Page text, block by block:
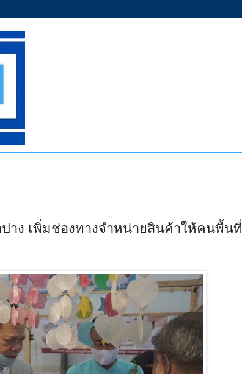
าง เพิ่มช่องทางจำหน่ายสินค้าให้คนพื้นที่